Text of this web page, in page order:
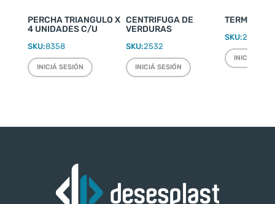
PERCHA TRIANGULO X
4 UNIDADES C/U
SKU:8358
INICIÁ SESIÓN
CENTRIFUGA DE
VERDURAS
SKU:2532
INICIÁ SESIÓN
TERMO
SKU:2220
INICIÁ